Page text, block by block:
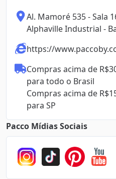
Al. Mamoré 535 - Sala
Alphaville Industrial -
https://
Compras acima de
para todo o Brasil
Compras acima de
para SP
Pacco Mídias Sociais